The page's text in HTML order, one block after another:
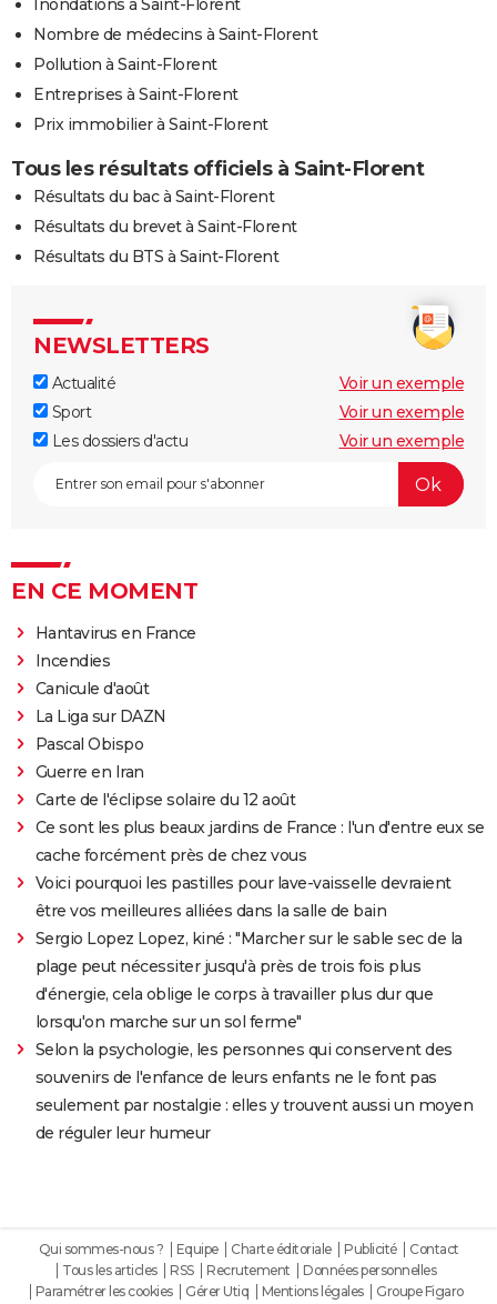
Inondations à Saint-Florent
Nombre de médecins à Saint-Florent
Pollution à Saint-Florent
Entreprises à Saint-Florent
Prix immobilier à Saint-Florent
Tous les résultats officiels à Saint-Florent
Résultats du bac à Saint-Florent
Résultats du brevet à Saint-Florent
Résultats du BTS à Saint-Florent
NEWSLETTERS
Actualité
Voir un exemple
Sport
Voir un exemple
Les dossiers d'actu
Voir un exemple
EN CE MOMENT
Hantavirus en France
Incendies
Canicule d'août
La Liga sur DAZN
Pascal Obispo
Guerre en Iran
Carte de l'éclipse solaire du 12 août
Ce sont les plus beaux jardins de France : l'un d'entre eux se
cache forcément près de chez vous
Voici pourquoi les pastilles pour lave-vaisselle devraient
être vos meilleures alliées dans la salle de bain
Sergio Lopez Lopez, kiné : "Marcher sur le sable sec de la
plage peut nécessiter jusqu'à près de trois fois plus
d'énergie, cela oblige le corps à travailler plus dur que
lorsqu'on marche sur un sol ferme"
Selon la psychologie, les personnes qui conservent des
souvenirs de l'enfance de leurs enfants ne le font pas
seulement par nostalgie : elles y trouvent aussi un moyen
de réguler leur humeur
Qui sommes-nous ? Equipe Charte éditoriale Publicité
Contact
Tous les articles
RSS Recrutement
Données personnelles
Paramétrer les cookies
Gérer Utiq Mentions légales Groupe Figaro